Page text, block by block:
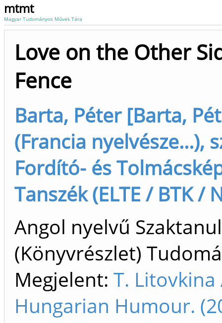
mtmt
Magyar Tudományos Művek Tára
Love on the Other
Fence
Barta, Péter [Barta,
(Francia nyelvésze...),
Fordító- és
Tanszék (ELTE / BTK /
Angol nyelvű
(Könyvrészlet)
Megjelent: T. Litovkina
Hungarian Humour.